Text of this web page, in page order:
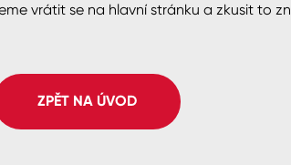
vrátit se na hlavní stránku a zkusit to
ZPĚT NA ÚVOD